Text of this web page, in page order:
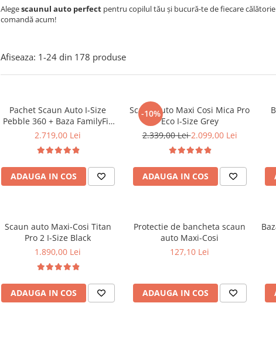
Alegescaunul auto perfect pentru copilul tău și bucură-te de fiecare
comandă acum!
Afiseaza: 1-24 din 178 produse
Pachet Scaun Auto I-Size
Pebble 360 + Baza FamilyFix
360 Maxi Cosi
2.719,00 Lei
ADAUGA IN COS
-10%
Scaun auto Maxi Cosi Mica Pro
Eco I-Size Grey
2.339,00 Lei2.099,00 Lei
ADAUGA IN COS
Scaun auto Maxi-Cosi Titan
Pro 2 I-Size Black
1.890,00 Lei
ADAUGA IN COS
Protectie de bancheta scaun
auto Maxi-Cosi
127,10 Lei
ADAUGA IN COS